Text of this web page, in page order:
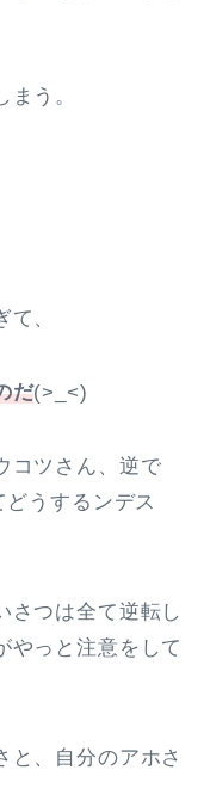
う。
、
だ(>_<)
コツさん、逆で
どうするンデス
さつは全て逆転し
やっと注意をして
と、自分のアホさ